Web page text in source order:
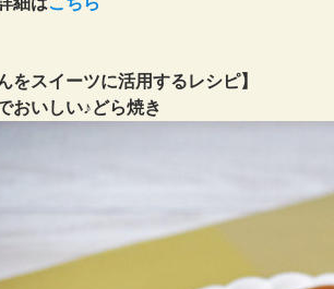
をスイーツに活用するレシピ】
おいしい♪どら焼き